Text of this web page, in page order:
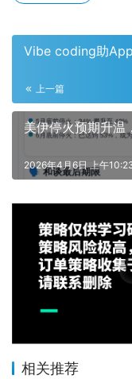
Vibe coding助
上一篇
美伊停火预期升温
2026年4月6日 上午
相关推荐